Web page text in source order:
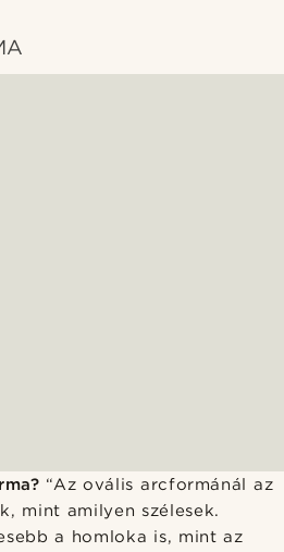
“Az ovális arcformánál az
mint amilyen szélesek.
a homloka is, mint az